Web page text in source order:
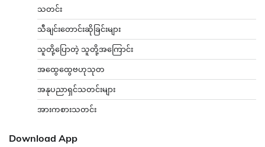
သတင်း
သီချင်းတောင်းဆိုခြင်းများ
သူတို့ပြောတဲ့ သူတို့အကြောင်း
အထွေထွေဗဟုသုတ
အနုပညာရှင်သတင်းများ
အားကစားသတင်း
Download App